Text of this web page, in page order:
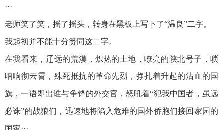
···
老师笑了笑，摇了摇头，转身在黑板上写下了“温良”二字。
我起初并不能十分赞同这二字。
在我看来，辽远的荒漠，炽热的土地，嘹亮的陕北号子，唢
呐响彻云霄，殊死抵抗的革命先烈，挣扎着升起的沾血的国
旗，一语即出谁与争锋的外交官，怒吼着“犯我中国者，虽远
必诛”的战狼们，迅速地将陷入危难的国外侨胞们接回家园的